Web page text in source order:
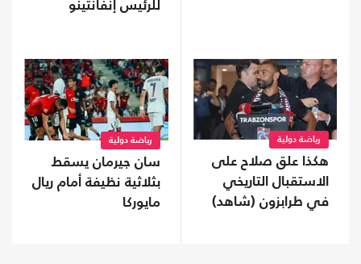
للرئيس إنفانتينو
رياضة دولية
هكذا علق صلاح على
الاستقبال التاريخي
في طرابزون (شاهد)
رياضة دولية
سان جيرمان يسقط
بثلاثية نظيفة أمام ريال
مايوركا